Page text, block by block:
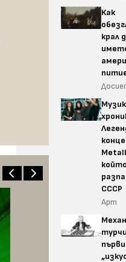
Как
крал
СССР
Арт